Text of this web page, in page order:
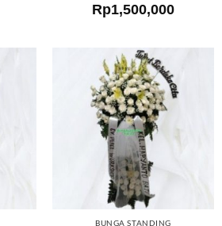
Rp1,500,000
BUNGA STANDING